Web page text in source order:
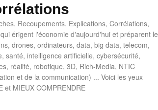
Recoupements, Explications, Corrélations,
érigent l'économie d'aujourd'hui et préparent le
drones, ordinateurs, data, big data, telecom,
santé, intelligence artificielle, cybersécurité,
réalité, robotique, 3D, Rich-Media, NTIC
et de la communication) ... Voici les yeux
et MIEUX COMPRENDRE